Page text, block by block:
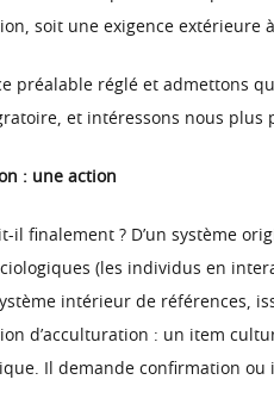
soit une exigence extérieure
préalable réglé et admettons
et intéressons nous plus
: une action
il finalement ? D’un système
(les individus en
intérieur de références,
d’acculturation : un item
Il demande confirmation